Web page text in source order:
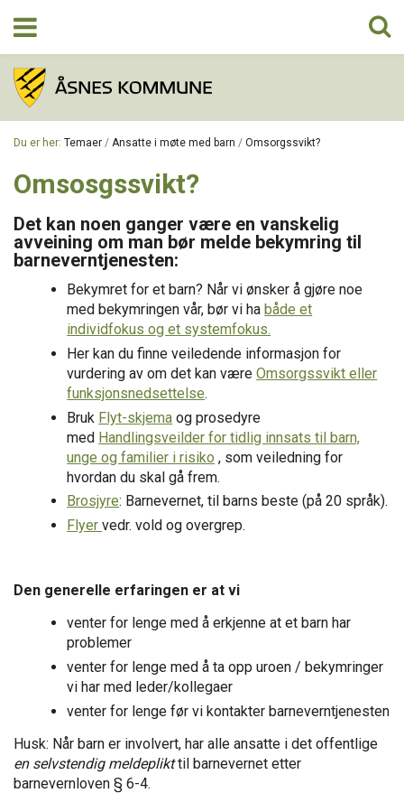
OM PROSJEKTET
KONTAKT
Du er her: Temaer / Ansatte i møte med barn / Omsorgssvikt?
Omsosgssvikt?
Det kan noen ganger være en vanskelig
avveining om man bør melde bekymring til
barneverntjenesten:
Bekymret for et barn? Når vi ønsker å gjøre noe
med bekymringen vår, bør vi habåde et
individfokus og et systemfokus.
Her kan du finne veiledende informasjon for
vurdering av om det kan væreOmsorgssvikt eller
funksjonsnedsettelse.
Bruk Flyt-skjema og prosedyre
med Handlingsveilder for tidlig innsats til barn,
unge og familier i risiko , som veiledning for
hvordan du skal gå frem.
Brosjyre: Barnevernet, til barns beste (på 20 språk).
Flyer vedr. vold og overgrep.
Den generelle erfaringen er at vi
venter for lenge med å erkjenne at et barn har
problemer
venter for lenge med å ta opp uroen / bekymringer
vi har med leder/kollegaer
venter for lenge før vi kontakter barneverntjenesten
Husk: Når barn er involvert, har alle ansatte i det offentlige
en selvstendig meldeplikttil barnevernet etter
barnevernloven § 6-4.